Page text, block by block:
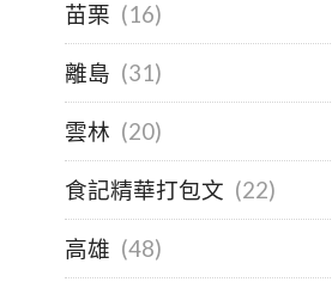
苗栗 (16)
離島 (31)
雲林 (20)
食記精華打包文 (22)
高雄 (48)